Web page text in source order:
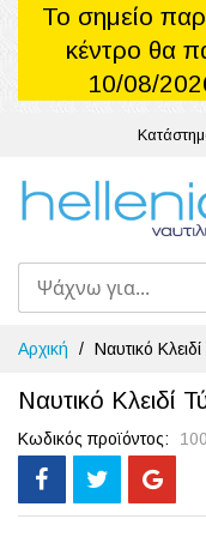
Το σημείο
κέντρο θα
10/08/
Μετάβαση
στο
περιεχόμενο
Αρχική Ναυτικό
Ναυτικό Κλειδί
Κωδικός προϊόντος